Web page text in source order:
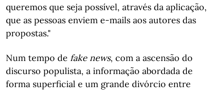
queremos que seja possível, através da aplicação,
que as pessoas enviem e-mails aos autores das
propostas."
Num tempo de fake news, com a ascensão do
discurso populista, a informação abordada de
forma superficial e um grande divórcio entre